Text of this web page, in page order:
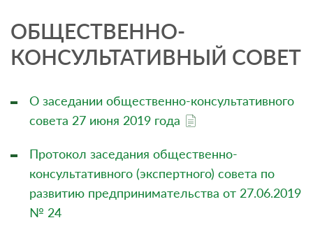
ОБЩЕСТВЕННО-
КОНСУЛЬТАТИВНЫЙ СОВЕТ
О заседании общественно-консультативного
совета 27 июня 2019 года
Протокол заседания общественно-
консультативного (экспертного) совета по
развитию предпринимательства от 27.06.2019
№ 24